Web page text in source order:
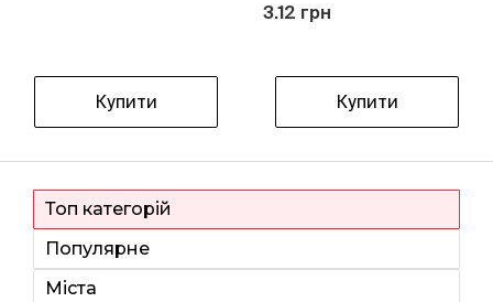
Купити
3.12 грн
Купити
Топ категорій
Популярне
Міста